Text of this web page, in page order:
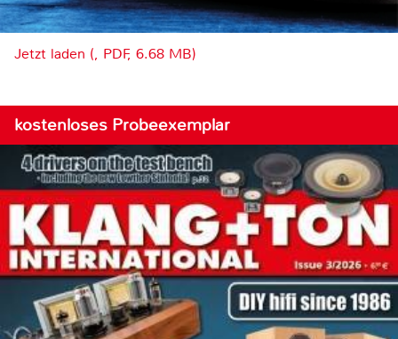
Jetzt laden (, PDF, 6.68 MB)
kostenloses Probeexemplar